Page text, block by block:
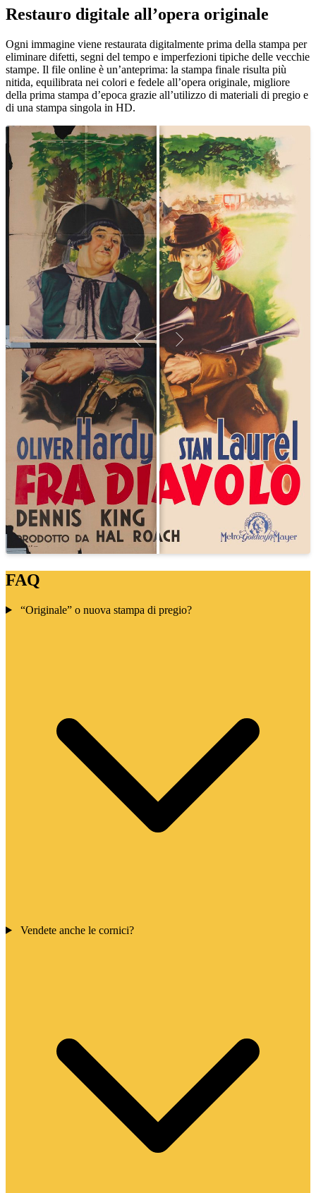
Restauro digitale all’opera originale
Ogni immagine viene restaurata digitalmente prima della stampa per
eliminare difetti, segni del tempo e imperfezioni tipiche delle vecchie
stampe. Il file online è un’anteprima: la stampa finale risulta più
nitida, equilibrata nei colori e fedele all’opera originale, migliore
della prima stampa d’epoca grazie all’utilizzo di materiali di pregio e
di una stampa singola in HD.
FAQ
“Originale” o nuova stampa di pregio?
Vendete anche le cornici?